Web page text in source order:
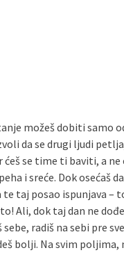
možeš dobiti samo
da se drugi ljudi
se time ti baviti, a ne
i sreće. Dok osećaš
te taj posao ispunjava –
Ali, dok taj dan ne
radiš na sebi pre
bolji. Na svim poljima,